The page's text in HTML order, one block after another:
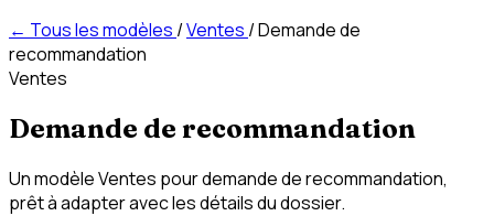
← Tous les modèles /Ventes /Demande de
recommandation
Ventes
Demande de recommandation
Un modèle Ventes pour demande de recommandation,
prêt à adapter avec les détails du dossier.